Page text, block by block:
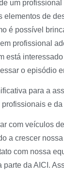
um
elementos de
é possível
profissional
está
o episódio
para a
e
com veículos
a crescer
com nossa
parte da AICI.